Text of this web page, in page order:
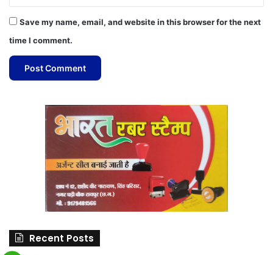
Save my name, email, and website in this browser for the next
time I comment.
Recent Posts